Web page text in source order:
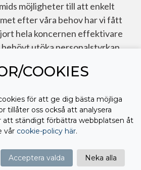
möjligheter till att enkelt
efter våra behov har vi fått
hela koncernen effektivare
utöka personalstyrkan
vår verksamhet vidare
utmaningar uppstår.
COOKIES
för att ge dig bästa möjliga
tillåter oss också att analysera
att ständigt förbättra webbplatsen åt
vår cookie-policy här.
Acceptera valda
Neka alla